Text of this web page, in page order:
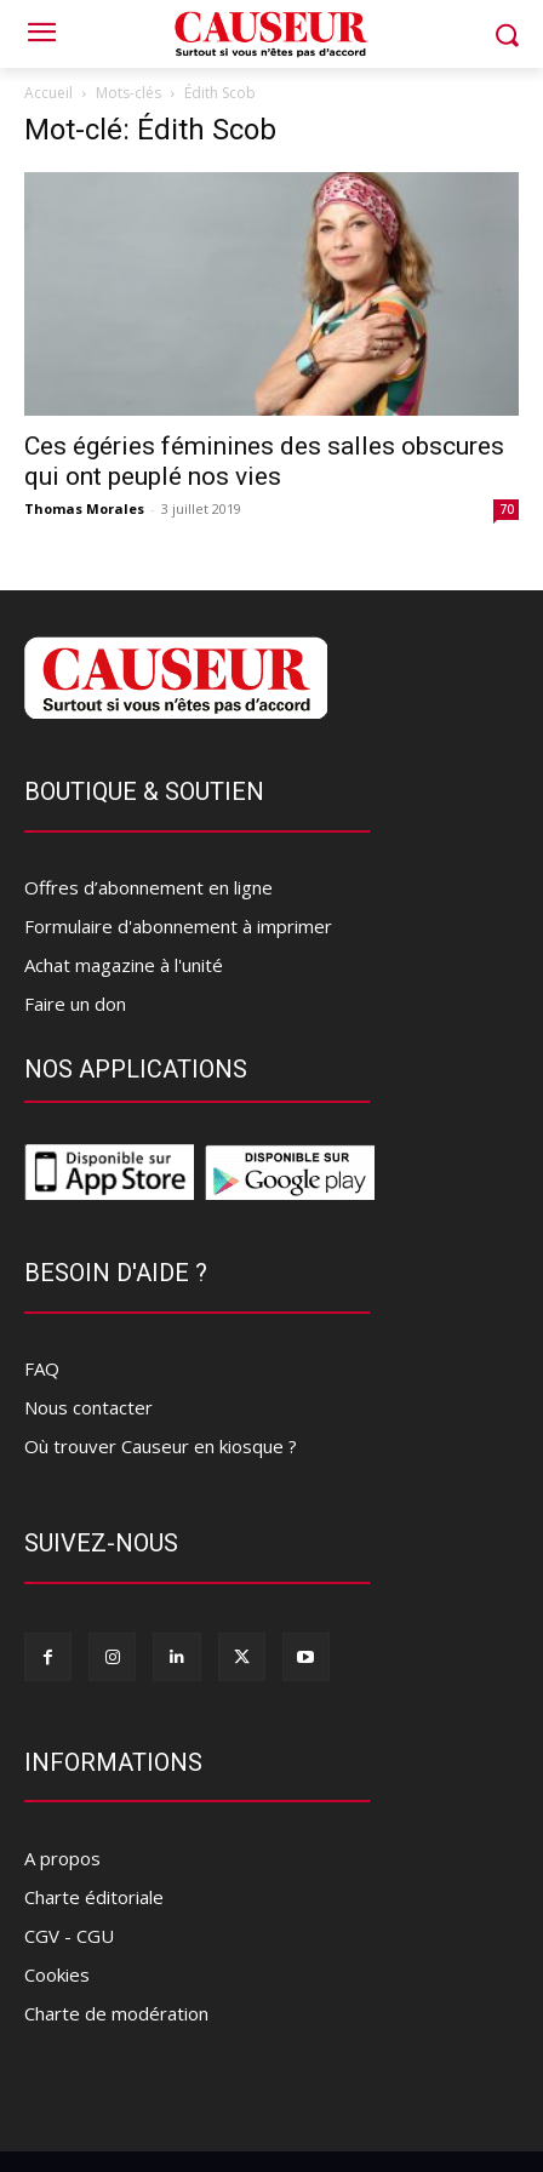
Accueil Mots-clés Édith Scob
Mot-clé: Édith Scob
Ces égéries féminines des salles obscures
qui ont peuplé nos vies
Thomas Morales - 3 juillet 2019 70
BOUTIQUE & SOUTIEN
Offres d’abonnement en ligne
Formulaire d'abonnement à imprimer
Achat magazine à l'unité
Faire un don
NOS APPLICATIONS
BESOIN D'AIDE ?
FAQ
Nous contacter
Où trouver Causeur en kiosque ?
SUIVEZ-NOUS
INFORMATIONS
A propos
Charte éditoriale
CGV - CGU
Cookies
Charte de modération